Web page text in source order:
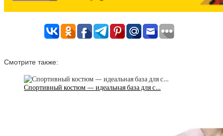
Смотрите также:
Спортивный костюм — идеальная база для с…